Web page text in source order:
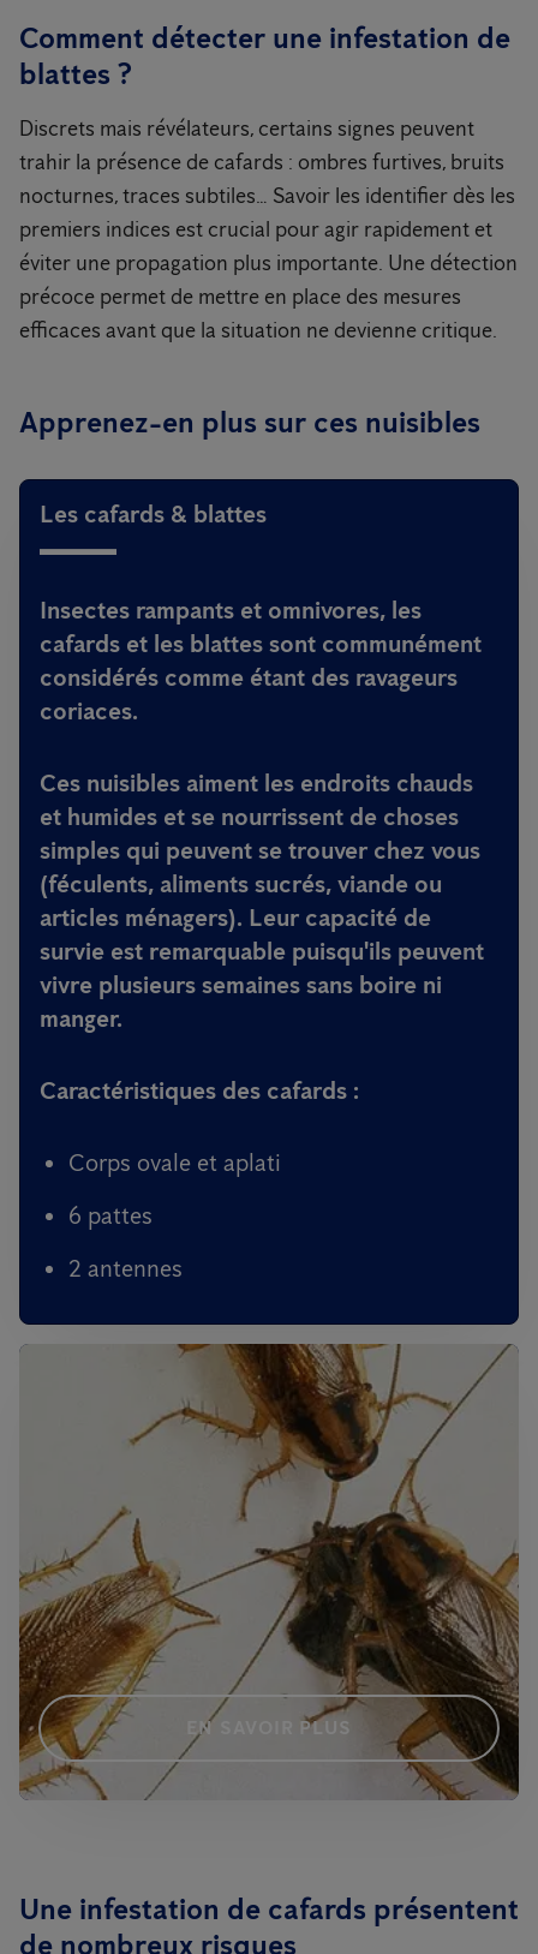
Comment détecter une infestation de
blattes ?
Discrets mais révélateurs, certains signes peuvent
trahir la présence de cafards : ombres furtives, bruits
nocturnes, traces subtiles… Savoir les identifier dès les
premiers indices est crucial pour agir rapidement et
éviter une propagation plus importante. Une détection
précoce permet de mettre en place des mesures
efficaces avant que la situation ne devienne critique.
Apprenez-en plus sur ces nuisibles
Les cafards & blattes
Insectes rampants et omnivores, les
cafards et les blattes sont communément
considérés comme étant des ravageurs
coriaces.
Ces nuisibles aiment les endroits chauds
et humides et se nourrissent de choses
simples qui peuvent se trouver chez vous
(féculents, aliments sucrés, viande ou
articles ménagers). Leur capacité de
survie est remarquable puisqu'ils peuvent
vivre plusieurs semaines sans boire ni
manger.
Caractéristiques des cafards :
Corps ovale et aplati
6 pattes
2 antennes
EN SAVOIR PLUS
Une infestation de cafards présentent
de nombreux risques